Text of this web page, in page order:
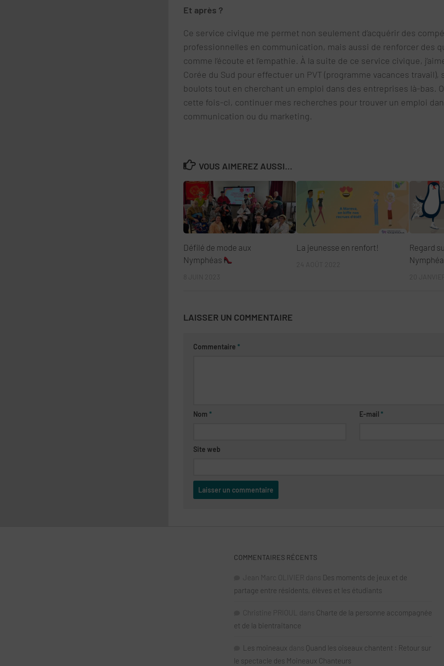
Et après ?
Ce service civique me permet non seulement d’acquérir des
professionnelles en communication, mais aussi de renforcer des
comme l’écoute et l’empathie. À la suite de ce service civique,
Corée du Sud pour effectuer un PVT (programme vacances
boulots tout en cherchant un emploi dans des entreprises là-bas.
cette fois-ci, continuer mes recherches pour trouver un emploi
communication ou du marketing.
VOUS AIMEREZ AUSSI...
Défilé de mode aux
Nymphéas
La jeunesse en renfort!
Regard
LAISSER UN COMMENTAIRE
Commentaire *
Nom * E-mail*
Site web
COMMENTAIRES RÉCENTS
Jean Marc OLIVIER dans Des moments de jeux et de
partage entre résidents, élèves et les étudiants
Christine PRIOUL dans Charte de la personne accompagnée
et de la bientraitance
Les moineaux dans Quand les oiseaux chantent : Retour sur
le spectacle des Moineaux Chanteurs